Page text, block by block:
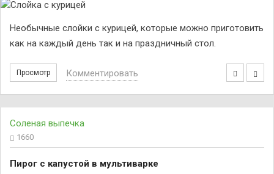
Необычные слойки с курицей, которые можно приготовить
как на каждый день так и на праздничный стол.
Просмотр Комментировать
Соленая выпечка
1660
Пирог с капустой в мультиварке